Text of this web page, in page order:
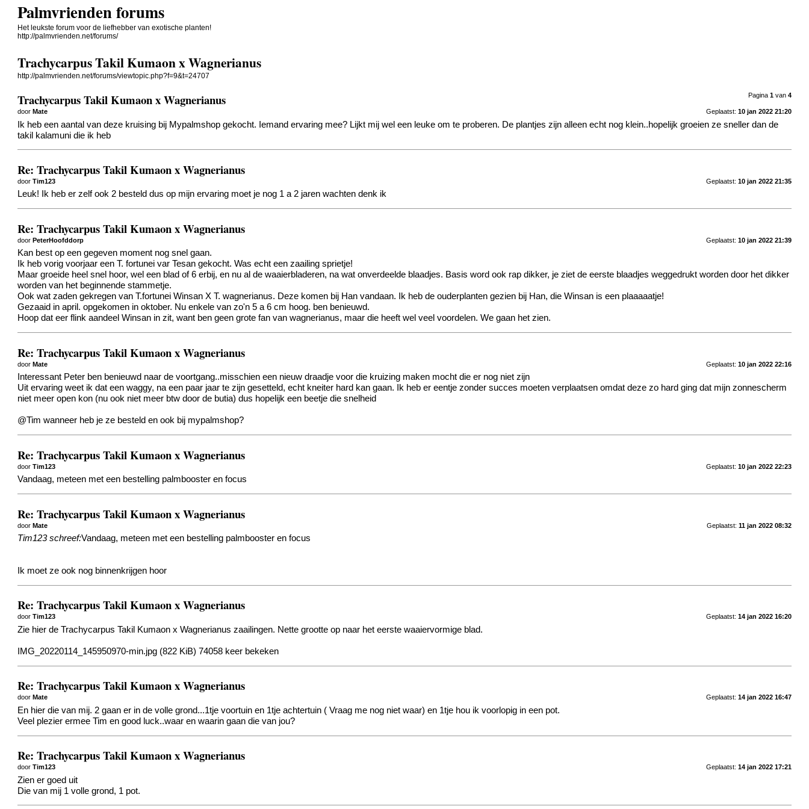
Palmvrienden forums
Het leukste forum voor de liefhebber van exotische planten!
http://palmvrienden.net/forums/
Trachycarpus Takil Kumaon x Wagnerianus
http://palmvrienden.net/forums/viewtopic.php?f=9&t=24707
Pagina 1van 4
Trachycarpus Takil Kumaon x Wagnerianus
Geplaatst: 10 jan 2022 21:20
doorMate
Ik heb een aantal van deze kruising bij Mypalmshop gekocht. Iemand ervaring mee? Lijkt mij wel een leuke om te proberen. De plantjes zijn alleen echt nog klein..hopelijk groeien ze sneller dan de
takil kalamuni die ik heb
Re: Trachycarpus Takil Kumaon x Wagnerianus
Geplaatst: 10 jan 2022 21:35
doorTim123
Leuk! Ik heb er zelf ook 2 besteld dus op mijn ervaring moet je nog 1 a 2 jaren wachten denk ik
Re: Trachycarpus Takil Kumaon x Wagnerianus
Geplaatst: 10 jan 2022 21:39
doorPeterHoofddorp
Kan best op een gegeven moment nog snel gaan.
Ik heb vorig voorjaar een T. fortunei var Tesan gekocht. Was echt een zaailing sprietje!
Maar groeide heel snel hoor, wel een blad of 6 erbij, en nu al de waaierbladeren, na wat onverdeelde blaadjes. Basis word ook rap dikker, je ziet de eerste blaadjes weggedrukt worden door het dikker
worden van het beginnende stammetje.
Ook wat zaden gekregen van T.fortunei Winsan X T. wagnerianus. Deze komen bij Han vandaan. Ik heb de ouderplanten gezien bij Han, die Winsan is een plaaaaatje!
Gezaaid in april. opgekomen in oktober. Nu enkele van zo'n 5 a 6 cm hoog. ben benieuwd.
Hoop dat eer flink aandeel Winsan in zit, want ben geen grote fan van wagnerianus, maar die heeft wel veel voordelen. We gaan het zien.
Re: Trachycarpus Takil Kumaon x Wagnerianus
Geplaatst: 10 jan 2022 22:16
doorMate
Interessant Peter ben benieuwd naar de voortgang..misschien een nieuw draadje voor die kruizing maken mocht die er nog niet zijn
Uit ervaring weet ik dat een waggy, na een paar jaar te zijn gesetteld, echt kneiter hard kan gaan. Ik heb er eentje zonder succes moeten verplaatsen omdat deze zo hard ging dat mijn zonnescherm
niet meer open kon (nu ook niet meer btw door de butia) dus hopelijk een beetje die snelheid
@Tim wanneer heb je ze besteld en ook bij mypalmshop?
Re: Trachycarpus Takil Kumaon x Wagnerianus
Geplaatst: 10 jan 2022 22:23
doorTim123
Vandaag, meteen met een bestelling palmbooster en focus
Re: Trachycarpus Takil Kumaon x Wagnerianus
Geplaatst: 11 jan 2022 08:32
doorMate
Tim123 schreef:Vandaag, meteen met een bestelling palmbooster en focus
Ik moet ze ook nog binnenkrijgen hoor
Re: Trachycarpus Takil Kumaon x Wagnerianus
Geplaatst: 14 jan 2022 16:20
doorTim123
Zie hier de Trachycarpus Takil Kumaon x Wagnerianus zaailingen. Nette grootte op naar het eerste waaiervormige blad.
IMG_20220114_145950970-min.jpg (822 KiB) 74058 keer bekeken
Re: Trachycarpus Takil Kumaon x Wagnerianus
Geplaatst: 14 jan 2022 16:47
door Mate
En hier die van mij. 2 gaan er in de volle grond...1tje voortuin en 1tje achtertuin ( Vraag me nog niet waar) en 1tje hou ik voorlopig in een pot.
Veel plezier ermee Tim en good luck..waar en waarin gaan die van jou?
Re: Trachycarpus Takil Kumaon x Wagnerianus
Geplaatst: 14 jan 2022 17:21
doorTim123
Zien er goed uit
Die van mij 1 volle grond, 1 pot.